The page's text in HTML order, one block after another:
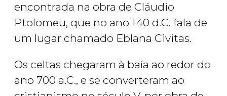
encontrada na obra de Cláudio
Ptolomeu, que no ano 140 d.C. fala de
um lugar chamado Eblana Civitas.
Os celtas chegaram à baía ao redor do
ano 700 a.C., e se converteram ao